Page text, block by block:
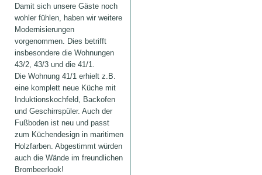
Damit sich unsere Gäste noch
wohler fühlen, haben wir weitere
Modernisierungen
vorgenommen. Dies betrifft
insbesondere die Wohnungen
43/2, 43/3 und die 41/1.
Die Wohnung 41/1 erhielt z.B.
eine komplett neue Küche mit
Induktionskochfeld, Backofen
und Geschirrspüler. Auch der
Fußboden ist neu und passt
zum Küchendesign in maritimen
Holzfarben. Abgestimmt würden
auch die Wände im freundlichen
Brombeerlook!